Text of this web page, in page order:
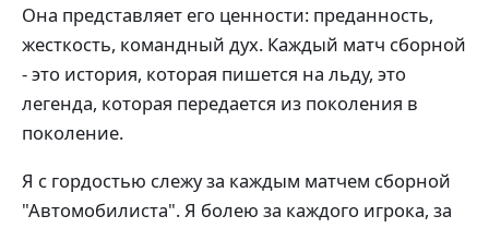
Она представляет его ценности: преданность,
жесткость, командный дух. Каждый матч сборной
- это история, которая пишется на льду, это
легенда, которая передается из поколения в
поколение.
Я с гордостью слежу за каждым матчем сборной
"Автомобилиста". Я болею за каждого игрока, за